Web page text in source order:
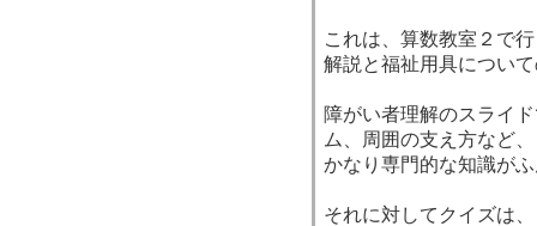
これは、算数教室２で
解説と福祉用具につい
障がい者理解のスライ
ム、周囲の支え方など、
かなり専門的な知識が
それに対してクイズは